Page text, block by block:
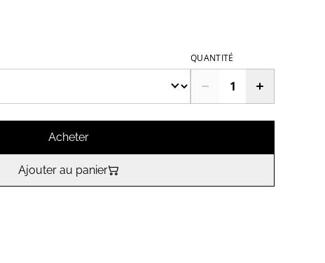
QUANTITÉ
Acheter
Ajouter au panier